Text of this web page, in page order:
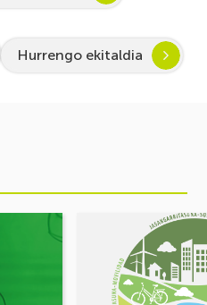
Hurrengo ekitaldia
MUGIKORTASUN
FOROA
Partekatu